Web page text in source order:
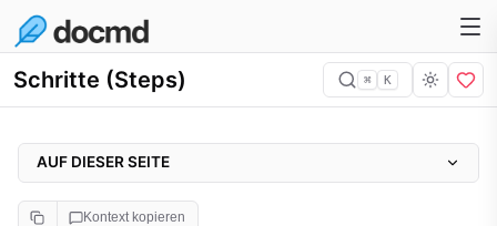
Schritte (Steps) ⌘ K
Kontext kopieren
AUF DIESER SEITE
Syntax